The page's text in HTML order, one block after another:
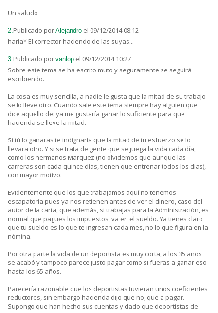
Un saludo
2. Publicado por Alejandro el 09/12/2014 08:12
haría* El corrector haciendo de las suyas...
3. Publicado por vanlop el 09/12/2014 10:27
Sobre este tema se ha escrito muto y seguramente se seguirá
escribiendo.
La cosa es muy sencilla, a nadie le gusta que la mitad de su trabajo
se lo lleve otro. Cuando sale este tema siempre hay alguien que
dice aquello de: ya me gustaría ganar lo suficiente para que
hacienda se lleve la mitad.
Si tú lo ganaras te indignaría que la mitad de tu esfuerzo se lo
llevara otro. Y si se trata de gente que se juega la vida cada día,
como los hermanos Marquez (no olvidemos que aunque las
carreras son cada quince días, tienen que entrenar todos los dias),
con mayor motivo.
Evidentemente que los que trabajamos aquí no tenemos
escapatoria pues ya nos retienen antes de ver el dinero, caso del
autor de la carta, que además, si trabajas para la Administración, es
normal que pagues los impuestos, va en el sueldo. Ya tienes claro
que tu sueldo es lo que te ingresan cada mes, no lo que figura en la
nómina.
Por otra parte la vida de un deportista es muy corta, a los 35 años
se acabó y tampoco parece justo pagar como si fueras a ganar eso
hasta los 65 años.
Parecería razonable que los deportistas tuvieran unos coeficientes
reductores, sin embargo hacienda dijo que no, que a pagar.
Supongo que han hecho sus cuentas y dado que deportistas de